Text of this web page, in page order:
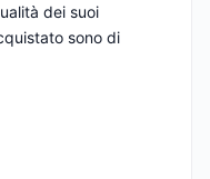
dei suoi
sono di